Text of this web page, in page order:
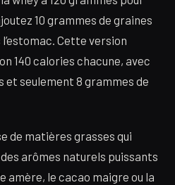
10 grammes de graines
Cette version
140 calories chacune, avec
et seulement 8 grammes de
de matières grasses qui
arômes naturels puissants
amère, le cacao maigre ou la